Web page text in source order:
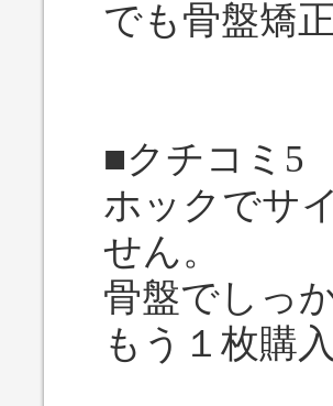
でも骨盤矯
■クチコミ5
ホックでサ
せん。
骨盤でしっ
もう１枚購